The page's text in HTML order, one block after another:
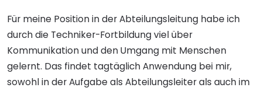
Für meine Position in der Abteilungsleitung habe ich
durch die Techniker-Fortbildung viel über
Kommunikation und den Umgang mit Menschen
gelernt. Das findet tagtäglich Anwendung bei mir,
sowohl in der Aufgabe als Abteilungsleiter als auch im